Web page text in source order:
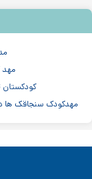
مهد
کودکستان
مهدکودک سنجاقک ها